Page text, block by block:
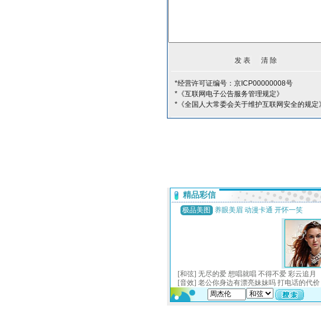
*经营许可证编号：京ICP00000008号
*《互联网电子公告服务管理规定》
*《全国人大常委会关于维护互联网安全的规定